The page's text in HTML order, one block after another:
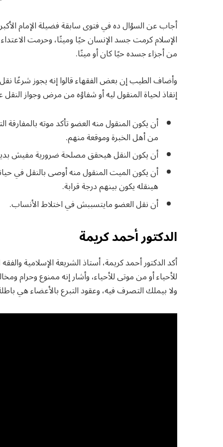
أجاب عن السؤال ده في فتوى سابقة فضيلة الإمام
الإسلام كرمت جسد الإنسان حيًا وميتًا، وحرمت
من أجزاء جسده حيًا كان أو ميتًا.
وأضاف الطيب إن بعض الفقهاء قالوا إنه يجوز شرعًا
إنقاذ لحياة المنقول ليه أو شفاؤه من مرض وجواز
أن يكون المنقول منه العضو تأكد موته بالمفارقة
من أهل الخبرة وموقعة منهم.
أن يكون النقل هيحقق مصلحة ضرورية مفيش
أن يكون الميت المنقول منه أوصى بالنقل في
هينقله يكون بينهم درجة قرابة.
أن نقل العضو مايتسببش في اختلاط الأنساب.
الدكتور أحمد كريمة
أكد الدكتور أحمد كريمة، أستاذ الشريعة الإسلامية
للأحياء أو من موتى للأحياء، وأشار إنه ممنوع
ولا بيملك التصرف فيه، وعقود التبرع بالأعضاء هي